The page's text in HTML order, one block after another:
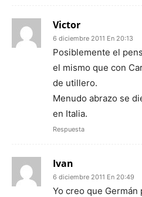
Victor
6 diciembre 2011 En 20:13
Posiblemente el
el mismo que con
de utillero.
Menudo abrazo se
en Italia.
Respuesta
Ivan
6 diciembre 2011 En 20:49
Yo creo que